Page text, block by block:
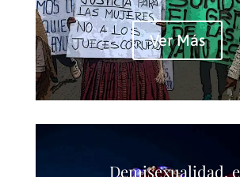
Ver Más
Demisexualidad,